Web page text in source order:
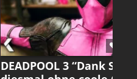
DEADPOOL 3 “Dank